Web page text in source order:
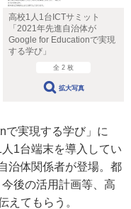
高校1人1台ICTサミット
「2021年先進自治体が
Google for Educationで実現
する学び」
全 2 枚
拡大写真
で実現する学び」に
1台端末を導入してい
治体関係者が登場。都
後の活用計画等、高
えてもらう。